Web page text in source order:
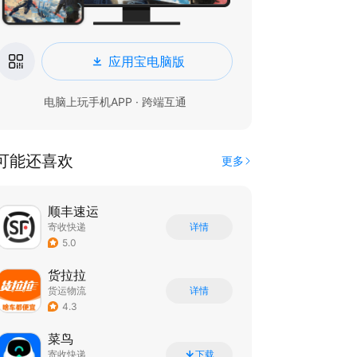
应用宝电脑版
电脑上玩手机APP · 跨端互通
能还喜欢 更多
顺丰速运
寄收快递
5.0
详情
货拉拉
货运物流
4.3
详情
菜鸟
寄收快递 下载